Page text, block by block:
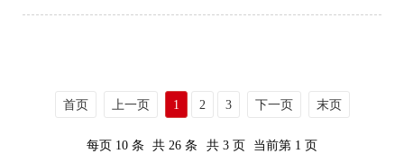
首页 上一页 1 2 3 下一页 末页
每页 10 条 共 26 条 共 3 页 当前第 1 页